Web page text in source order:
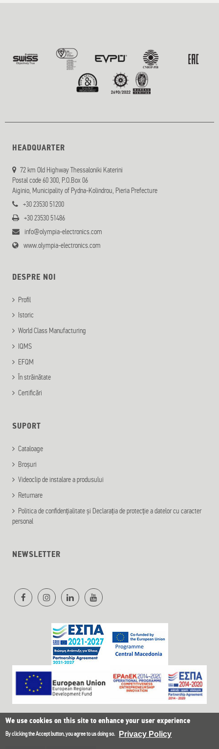
HEADQUARTER
72 km Old Highway Thessaloniki Katerini
Postal code 60 300, P.O.Box 06
Aiginio, Municipality of Pydna-Kolindrou, Pieria Prefecture
+30 23530 51200
+30 23530 51486
info@olympia-electronics.com
www.olympia-electronics.com
DESPRE NOI
Profil
Istoric
World Class Manufacturing
IQMS
EFQM
În străinătate
Certificări
SUPORT
Cataloage
Broșuri
Videoclip de instalare a produsului
Returnare
Politica de confidențialitate și Declarația de protecție a datelor cu caracter
personal
NEWSLETTER
We use cookies on this site to enhance your user experience
By clicking the Accept button, you agree to us doing so. Privacy Policy